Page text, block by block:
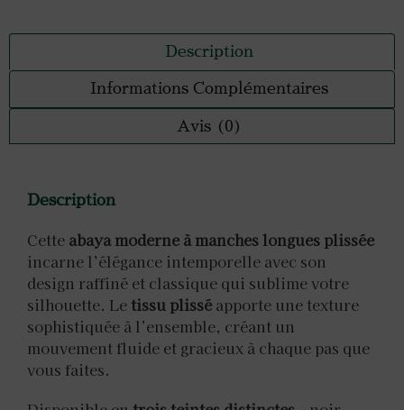
Description
Informations Complémentaires
Avis (0)
Description
Cette abaya moderne à manches longues plissée
incarne l’élégance intemporelle avec son
design raffiné et classique qui sublime votre
silhouette. Letissu plissé apporte une texture
sophistiquée à l’ensemble, créant un
mouvement fluide et gracieux à chaque pas que
vous faites.